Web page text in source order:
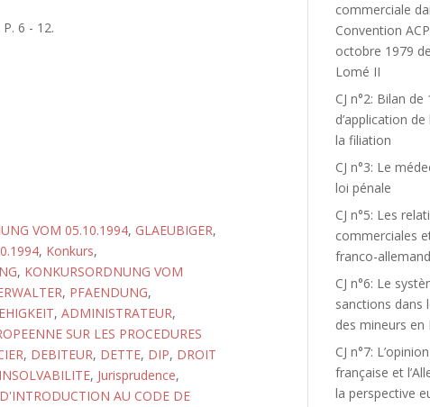
P. 6 - 12.
VOM 05.10.1994, GLAEUBIGER,
, Konkurs,
, KONKURSORDNUNG VOM
, PFAENDUNG,
, ADMINISTRATEUR,
SUR LES PROCEDURES
, DEBITEUR, DETTE, DIP, DROIT
INSOLVABILITE, Jurisprudence,
AU CODE DE
commerciale
Convention
octobre 1979
Lomé II
CJ n°2: Bilan de
d’application
la filiation
CJ n°3: Le
loi pénale
CJ n°5: Les
commerciales
franco-
CJ n°6: Le
sanctions dans
des mineurs en
CJ n°7:
française et
la perspective